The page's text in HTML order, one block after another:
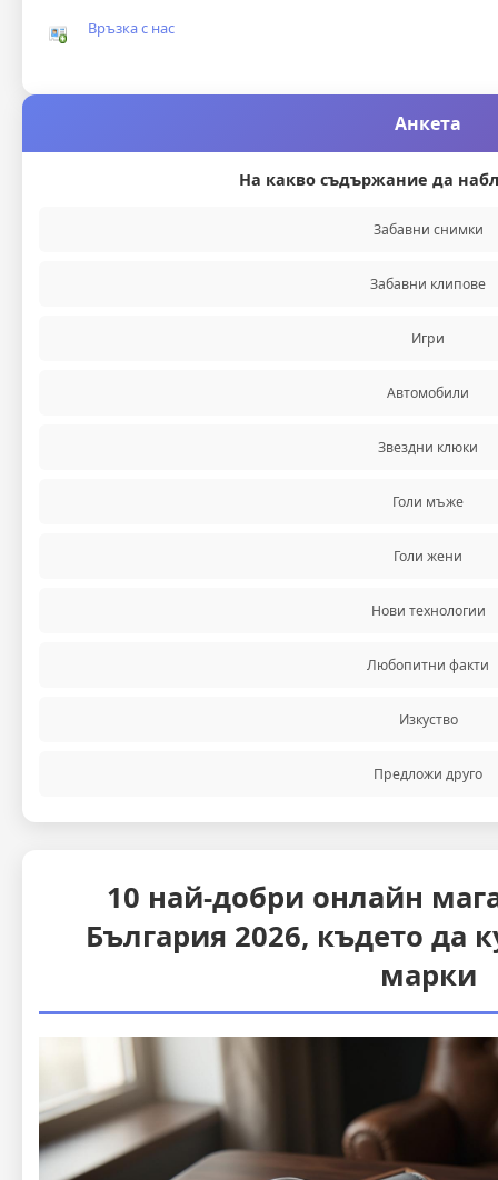
Връзка с нас
Анкета
На какво съдържание да
Забавни снимки
Забавни клипове
Игри
Автомобили
Звездни клюки
Голи мъже
Голи жени
Нови технологии
Любопитни факти
Изкуство
Предложи друго
10 най-добри онлайн
България 2026, където да
марки